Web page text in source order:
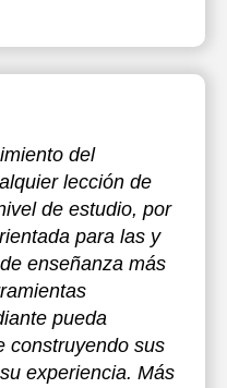
del
lección de
de estudio, por
para las y
enseñanza más
pueda
construyendo sus
experiencia. Más